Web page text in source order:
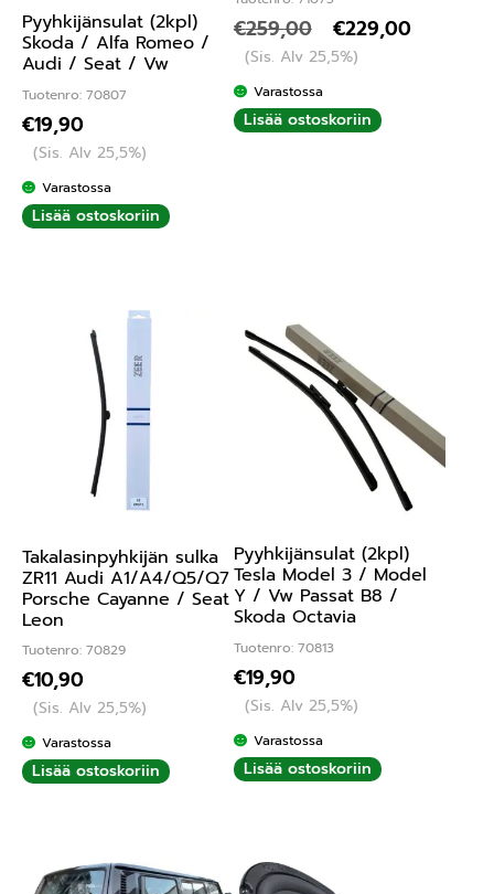
Pyyhkijänsulat (2kpl)
Skoda / Alfa Romeo /
Audi / Seat / Vw
Tuotenro: 70807
€19,90
(Sis. Alv 25,5%)
Varastossa
Lisää ostoskoriin
€259,00 €229,00
(Sis. Alv 25,5%)
Varastossa
Lisää ostoskoriin
Takalasinpyhkijän sulka
ZR11 Audi A1/A4/Q5/Q7
Porsche Cayanne / Seat
Leon
Tuotenro: 70829
€10,90
(Sis. Alv 25,5%)
Varastossa
Lisää ostoskoriin
Pyyhkijänsulat (2kpl)
Tesla Model 3 / Model
Y / Vw Passat B8 /
Skoda Octavia
Tuotenro: 70813
€19,90
(Sis. Alv 25,5%)
Varastossa
Lisää ostoskoriin